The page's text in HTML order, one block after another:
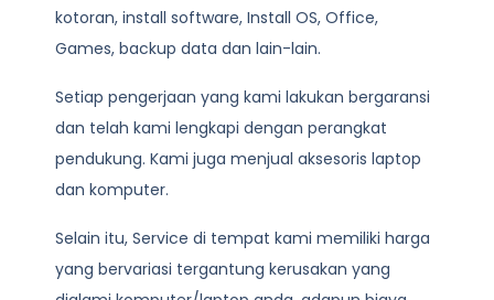
kotoran, install software, Install OS, Office,
Games, backup data dan lain-lain.
Setiap pengerjaan yang kami lakukan bergaransi
dan telah kami lengkapi dengan perangkat
pendukung. Kami juga menjual aksesoris laptop
dan komputer.
Selain itu, Service di tempat kami memiliki harga
yang bervariasi tergantung kerusakan yang